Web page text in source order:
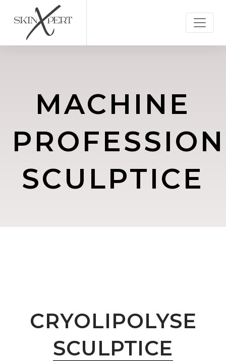
MACHINE
SCULPTICE
CRYOLIPOLYSE
SCULPTICE